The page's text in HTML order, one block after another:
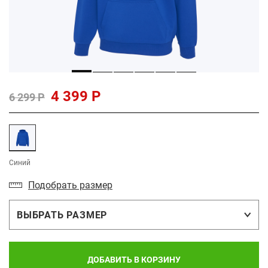
6 299 Р 4 399 Р
Синий
Подобрать размер
ВЫБРАТЬ РАЗМЕР
ДОБАВИТЬ В КОРЗИНУ